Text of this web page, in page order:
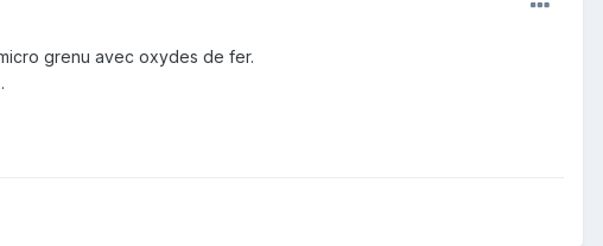
grenu avec oxydes de fer.